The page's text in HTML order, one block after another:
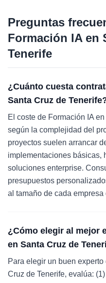
Preguntas
Formación IAen
Tenerife
¿Cuánto cuesta
Santa Cruz de
El coste de Formación IA
según la complejidad del
proyectos suelen arrancar
implementaciones básicas,
soluciones enterprise.
presupuestos
al tamaño de cada
¿Cómo elegir al mejor
en Santa Cruz de
Para elegir un buen
Cruz de Tenerife, evalúa: